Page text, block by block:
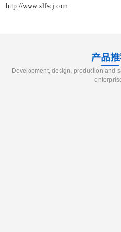
http://www.xlfscj.com
产品
Development, design, production and